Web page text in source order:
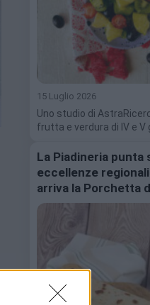
15 Luglio 2026
Uno studio di
frutta e verdura di IV e V
La Piadineria punta
eccellenze
arriva la Porchetta